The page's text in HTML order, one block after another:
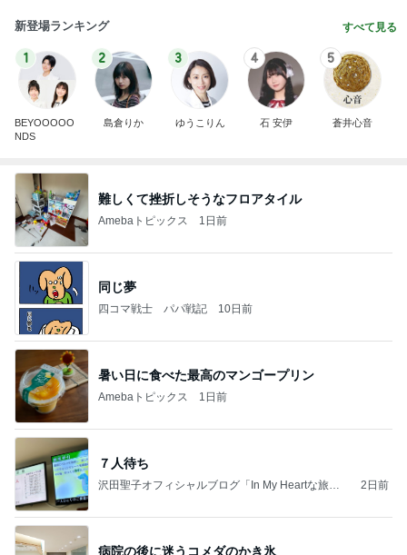
新登場ランキング すべて見る
1
BEYOOOOO
NDS
2
島倉りか
3
ゆうこりん
4
石 安伊
5
蒼井心音
難しくて挫折しそうなフロアタイル
Amebaトピックス 1日前
同じ夢
四コマ戦士 パパ戦記 10日前
暑い日に食べた最高のマンゴープリン
Amebaトピックス 1日前
７人待ち
沢田聖子オフィシャルブログ「In My Heartな旅日
2日前
病院の後に迷うコメダのかき氷